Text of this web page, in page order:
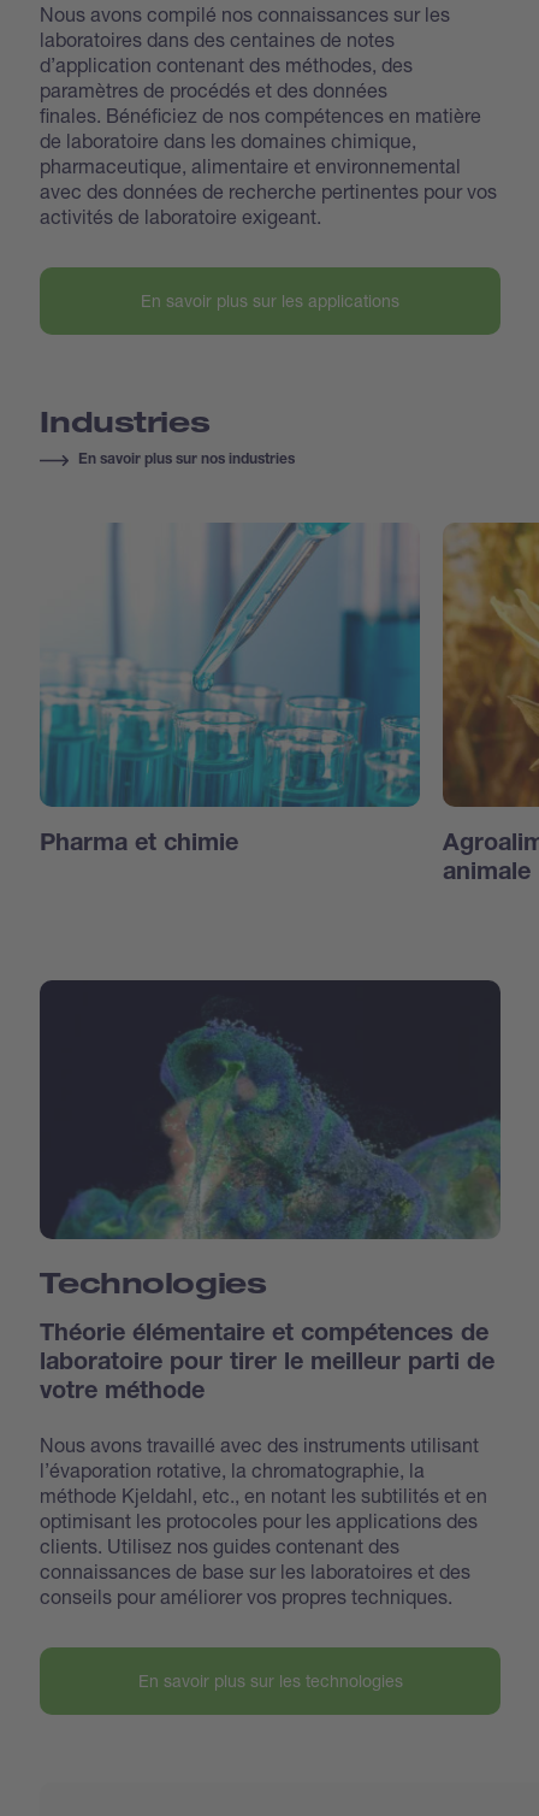
Nous avons compilé nos connaissances sur les
laboratoires dans des centaines de notes
d’application contenant des méthodes, des
paramètres de procédés et des données
finales. Bénéficiez de nos compétences en matière
de laboratoire dans les domaines chimique,
pharmaceutique, alimentaire et environnemental
avec des données de recherche pertinentes pour vos
activités de laboratoire exigeant.
En savoir plus sur les applications
Industries
En savoir plus sur nos industries
Pharma et chimie
animale
Technologies
Théorie élémentaire et compétences de
laboratoire pour tirer le meilleur parti de
votre méthode
Nous avons travaillé avec des instruments utilisant
l’évaporation rotative, la chromatographie, la
méthode Kjeldahl, etc., en notant les subtilités et en
optimisant les protocoles pour les applications des
clients. Utilisez nos guides contenant des
connaissances de base sur les laboratoires et des
conseils pour améliorer vos propres techniques.
En savoir plus sur les technologies